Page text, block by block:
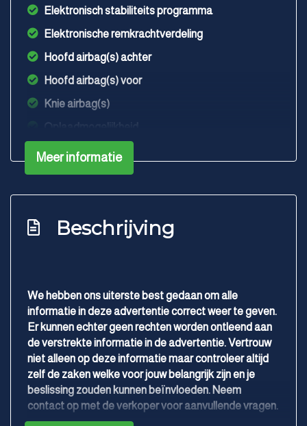
Elektronisch stabiliteits programma
Elektronische remkrachtverdeling
Hoofd airbag(s) achter
Hoofd airbag(s) voor
Knie airbag(s)
Passagiersairbag
Vervolgbotsing preventie
Volledig digitaal instrumentenpaneel
Warmtepomp
Achterbank in delen neerklapbaar
Airco automatisch
Armsteun achter
Armsteun voor
Bestuurdersstoel in hoogte verstelbaar
Binnenspiegel automatisch dimmend
Meer informatie
Beschrijving
We hebben ons uiterste best gedaan om alle
informatie in deze advertentie correct weer te geven.
Er kunnen echter geen rechten worden ontleend aan
de verstrekte informatie in de advertentie. Vertrouw
niet alleen op deze informatie maar controleer altijd
zelf de zaken welke voor jouw belangrijk zijn en je
beslissing zouden kunnen beïnvloeden. Neem
contact op met de verkoper voor aanvullende vragen.